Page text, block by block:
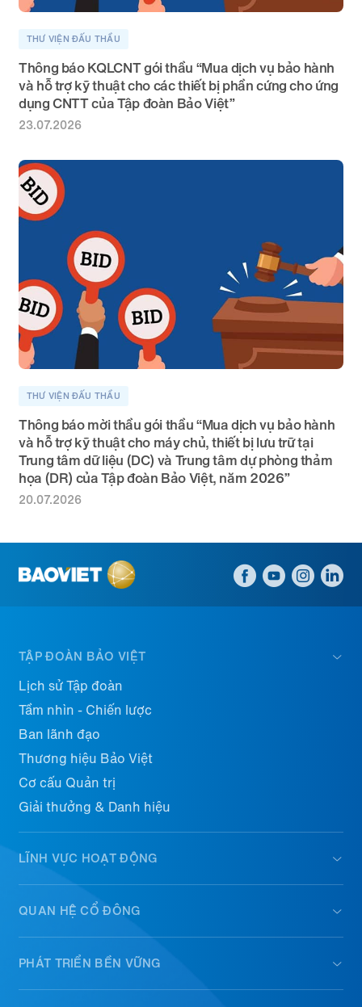
THƯ VIỆN ĐẤU THẦU
Thông báo KQLCNT gói thầu “Mua dịch vụ bảo hành
và hỗ trợ kỹ thuật cho các thiết bị phần cứng cho ứng
dụng CNTT của Tập đoàn Bảo Việt”
23.07.2026
THƯ VIỆN ĐẤU THẦU
Thông báo mời thầu gói thầu “Mua dịch vụ bảo hành
và hỗ trợ kỹ thuật cho máy chủ, thiết bị lưu trữ tại
Trung tâm dữ liệu (DC) và Trung tâm dự phòng thảm
họa (DR) của Tập đoàn Bảo Việt, năm 2026”
20.07.2026
TẬP ĐOÀN BẢO VIỆT
Lịch sử Tập đoàn
Tầm nhìn - Chiến lược
Ban lãnh đạo
Thương hiệu Bảo Việt
Cơ cấu Quản trị
Giải thưởng & Danh hiệu
LĨNH VỰC HOẠT ĐỘNG
QUAN HỆ CỔ ĐÔNG
PHÁT TRIỂN BỀN VỮNG